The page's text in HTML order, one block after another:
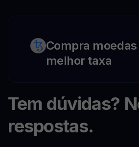
Compra
melhor taxa
Tem dúvidas?
respostas.